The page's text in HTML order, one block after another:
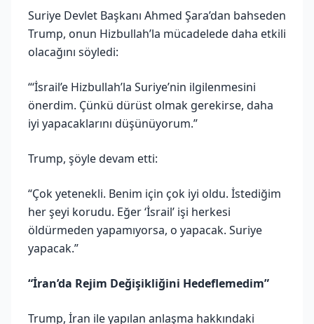
Suriye Devlet Başkanı Ahmed Şara’dan bahseden
Trump, onun Hizbullah’la mücadelede daha etkili
olacağını söyledi:
“‘İsrail’e Hizbullah’la Suriye’nin ilgilenmesini
önerdim. Çünkü dürüst olmak gerekirse, daha
iyi yapacaklarını düşünüyorum.”
Trump, şöyle devam etti:
“Çok yetenekli. Benim için çok iyi oldu. İstediğim
her şeyi korudu. Eğer ‘İsrail’ işi herkesi
öldürmeden yapamıyorsa, o yapacak. Suriye
yapacak.”
“İran’da Rejim Değişikliğini Hedeflemedim”
Trump, İran ile yapılan anlaşma hakkındaki